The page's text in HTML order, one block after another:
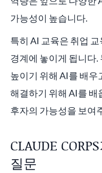
가능성이 높습니다.
특히 AI 교육은 취업
경계에 놓이게 됩니다
높이기 위해 AI를 배우
해결하기 위해 AI를 배
후자의 가능성을 보여
CLAUDE
질문